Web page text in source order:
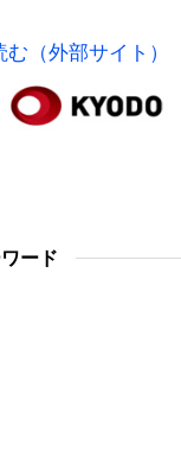
（外部サイト）
ード